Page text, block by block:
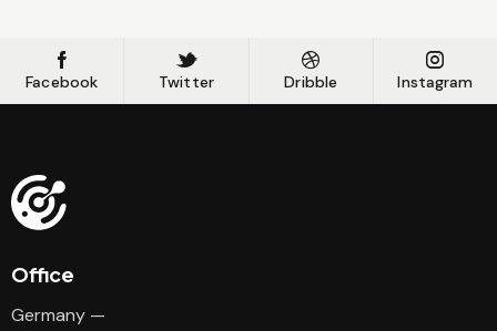
Facebook Twitter Dribble Instagram
Office
Germany —